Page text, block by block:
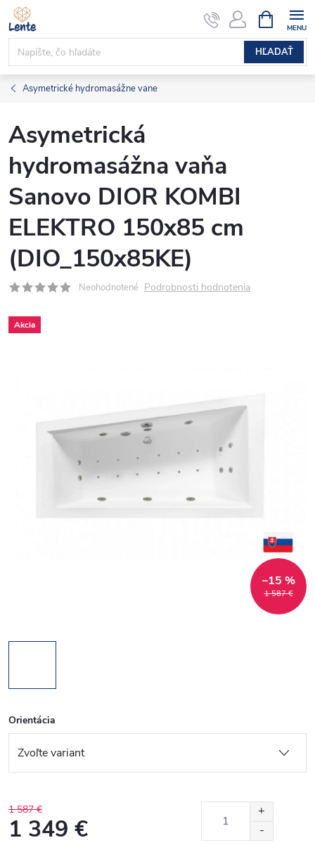
Prejsť
na
obsah
HĽADAŤ
KOŠÍK
Asymetrické hydromasážne vane
Asymetrická
hydromasážna vaňa
Sanovo DIOR KOMBI
ELEKTRO 150x85 cm
(DIO_150x85KE)
Neohodnotené Podrobnosti hodnotenia
Akcia
1 587 €
–15 %
Orientácia
1 587 €
1 349 €